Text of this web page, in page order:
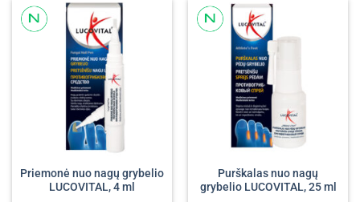
Priemonė nuo nagų grybelio
LUCOVITAL, 4 ml
Purškalas nuo nagų
grybelio LUCOVITAL, 25 ml